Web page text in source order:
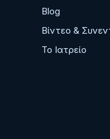
Blog
Bίντεο &
Το Ιατρείο